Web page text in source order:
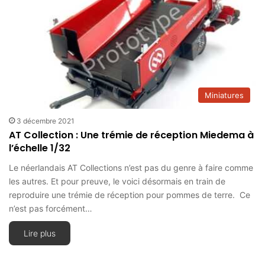
Miniatures
3 décembre 2021
AT Collection : Une trémie de réception Miedema à
l’échelle 1/32
Le néerlandais AT Collections n’est pas du genre à faire comme
les autres. Et pour preuve, le voici désormais en train de
reproduire une trémie de réception pour pommes de terre. Ce
n’est pas forcément…
Lire plus